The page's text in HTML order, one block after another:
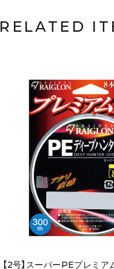
RELATED
【2号】スーパーPEプレミ